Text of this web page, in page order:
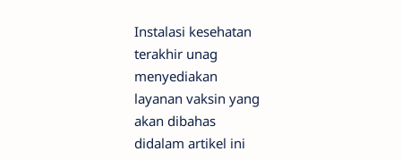
Instalasi kesehatan
terakhir unag
menyediakan
layanan vaksin yang
akan dibahas
didalam artikel ini